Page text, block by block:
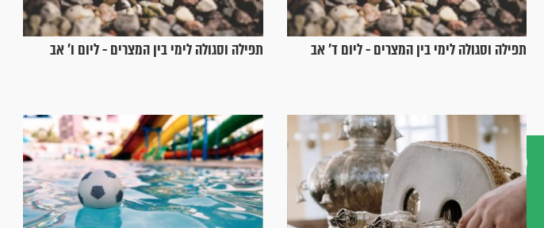
דברו
איתנו
תפילה וסגולה לימי בין המצרים - ליום ד’ אב תפילה וסגולה לימי בין המצרים - ליום ו’ אב